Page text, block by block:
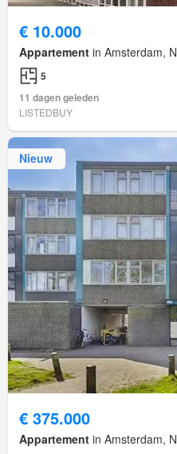
€ 10.000
Appartement in Amsterdam,
5
11 dagen geleden
LISTEDBUY
Nieuw
€ 375.000
Appartement in Amsterdam,